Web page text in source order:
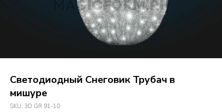
Светодиодный Снеговик Трубач в
мишуре
SKU: 3D GR 91-10